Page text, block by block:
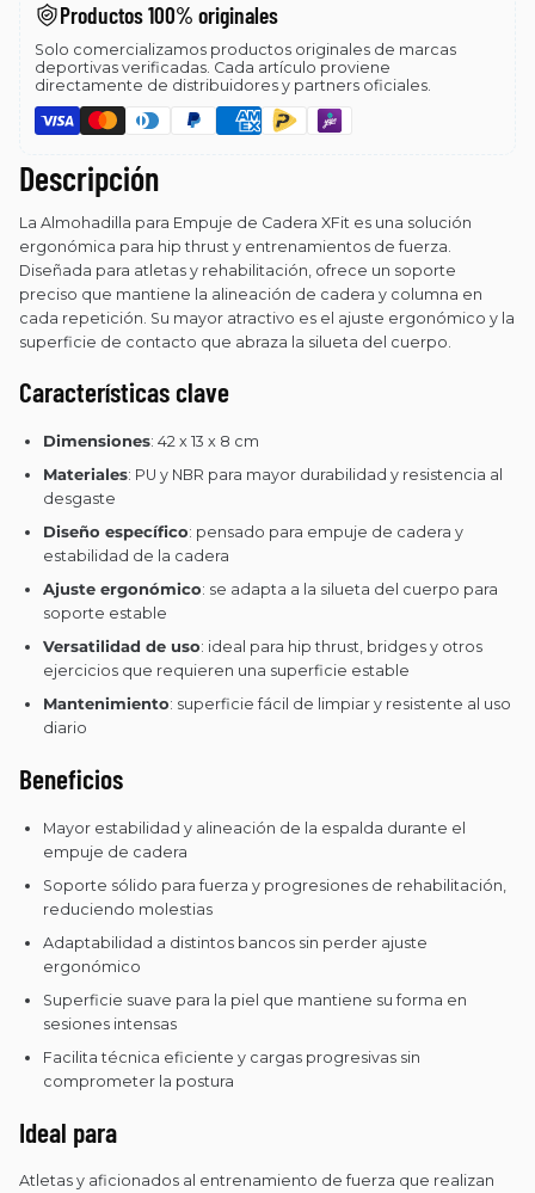
Productos 100% originales
Solo comercializamos productos originales de marcas
deportivas verificadas. Cada artículo proviene
directamente de distribuidores y partners oficiales.
Descripción
La Almohadilla para Empuje de Cadera XFit es una solución
ergonómica para hip thrust y entrenamientos de fuerza.
Diseñada para atletas y rehabilitación, ofrece un soporte
preciso que mantiene la alineación de cadera y columna en
cada repetición. Su mayor atractivo es el ajuste ergonómico y la
superficie de contacto que abraza la silueta del cuerpo.
Características clave
Dimensiones: 42 x 13 x 8 cm
Materiales: PU y NBR para mayor durabilidad y resistencia al
desgaste
Diseño específico: pensado para empuje de cadera y
estabilidad de la cadera
Ajuste ergonómico: se adapta a la silueta del cuerpo para
soporte estable
Versatilidad de uso: ideal para hip thrust, bridges y otros
ejercicios que requieren una superficie estable
Mantenimiento: superficie fácil de limpiar y resistente al uso
diario
Beneficios
Mayor estabilidad y alineación de la espalda durante el
empuje de cadera
Soporte sólido para fuerza y progresiones de rehabilitación,
reduciendo molestias
Adaptabilidad a distintos bancos sin perder ajuste
ergonómico
Superficie suave para la piel que mantiene su forma en
sesiones intensas
Facilita técnica eficiente y cargas progresivas sin
comprometer la postura
Ideal para
Atletas y aficionados al entrenamiento de fuerza que realizan